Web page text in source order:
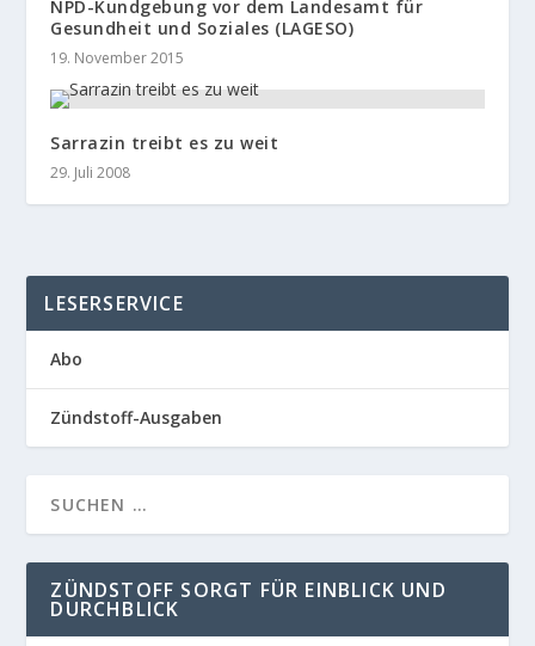
NPD-Kundgebung vor dem Landesamt für
Gesundheit und Soziales (LAGESO)
19. November 2015
Sarrazin treibt es zu weit
29. Juli 2008
LESERSERVICE
Abo
Zündstoff-Ausgaben
ZÜNDSTOFF SORGT FÜR EINBLICK UND
DURCHBLICK